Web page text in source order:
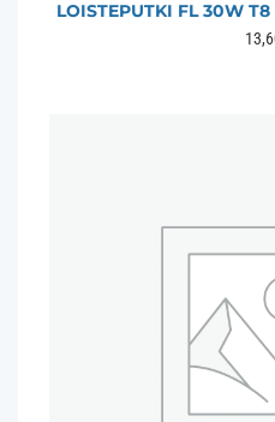
LOISTEPUTKI FL 30W